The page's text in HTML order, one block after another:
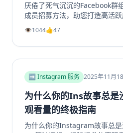
厌倦了死气沉沉的Facebook群
成员招募方法，助您打造高活
络、优化群组资料，到利用
流、创造高价值内容，再到策
步的实操指南。学习如何将精
Facebook群组重现生机与活力
群繁荣之路！
👁️1044👍47
➡️ Instagram 服务 2025年11月
为什么你的Ins故事总是
观看量的终极指南
为什么你的Instagram故事总